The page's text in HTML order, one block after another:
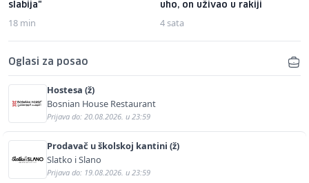
slabija"
18 min
uho, on uživao u rakiji
4 sata
Oglasi za posao
Hostesa (ž)
Bosnian House Restaurant
Prijava do: 20.08.2026. u 23:59
Prodavač u školskoj kantini (ž)
Slatko i Slano
Prijava do: 19.08.2026. u 23:59